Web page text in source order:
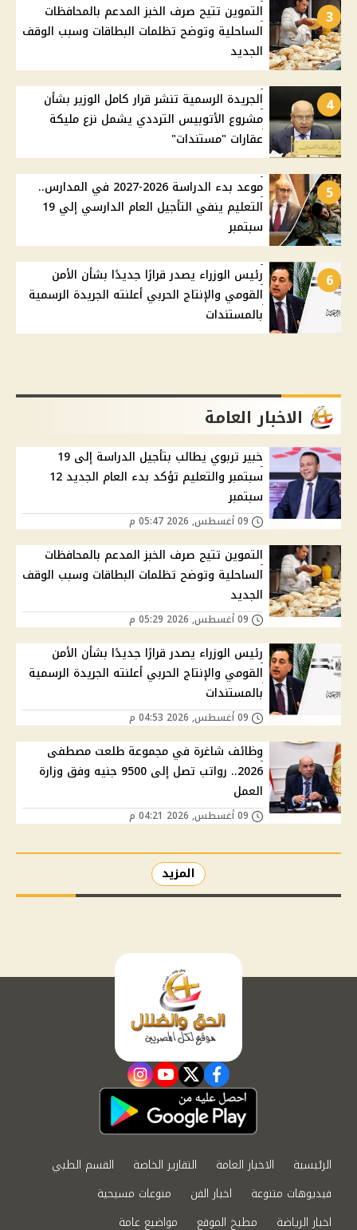
3
التموين تتيح صرف الخبز المدعم بالمحافظات
الساحلية وتوضح تظلمات البطاقات وسبب الوقف
الجديد
4
الجريدة الرسمية تنشر قرار كامل الوزير بشأن
مشروع الأتوبيس الترددي يشمل نزع مليكة
عقارات "مستندات"
5
موعد بدء الدراسة 2026-2027 في المدارس..
التعليم ينفي التأجيل العام الدارسي إلي 19
سبتمبر
6
رئيس الوزراء يصدر قرارًا جديدًا بشأن الأمن
القومي والإنتاج الحربي أعلنته الجريدة الرسمية
بالمستندات
الاخبار العامة
خبير تربوي يطالب بتأجيل الدراسة إلى 19
سبتمبر والتعليم تؤكد بدء العام الجديد 12
سبتمبر
التموين تتيح صرف الخبز المدعم بالمحافظات
الساحلية وتوضح تظلمات البطاقات وسبب الوقف
الجديد
رئيس الوزراء يصدر قرارًا جديدًا بشأن الأمن
القومي والإنتاج الحربي أعلنته الجريدة الرسمية
بالمستندات
وظائف شاغرة في مجموعة طلعت مصطفى
2026.. رواتب تصل إلى 9500 جنيه وفق وزارة
العمل
المزيد
facebook
twitter
youtube
instagram
الرئيسية الاخبار العامة التقارير الخاصة
القسم الطبي
فيديوهات متنوعة
اخبار الفن
منوعات مسيحية
اخبار الرياضة
مطبخ الموقع مواضيع عامة